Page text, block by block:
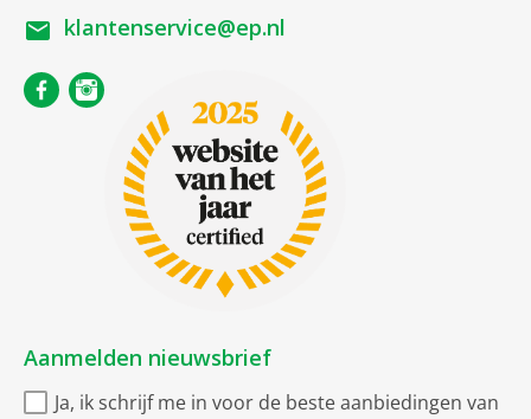
klantenservice@ep.nl
Aanmelden nieuwsbrief
Ja, ik schrijf me in voor de beste aanbiedingen van